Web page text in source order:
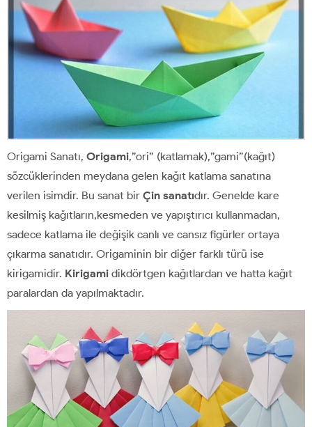
Origami Sanatı, Origami,”ori” (katlamak),”gami”(kağıt)
sözcüklerinden meydana gelen kağıt katlama sanatına
verilen isimdir. Bu sanat bir Çin sanatıdır. Genelde kare
kesilmiş kağıtların,kesmeden ve yapıştırıcı kullanmadan,
sadece katlama ile değişik canlı ve cansız figürler ortaya
çıkarma sanatıdır. Origaminin bir diğer farklı türü ise
kirigamidir. Kirigami dikdörtgen kağıtlardan ve hatta kağıt
paralardan da yapılmaktadır.